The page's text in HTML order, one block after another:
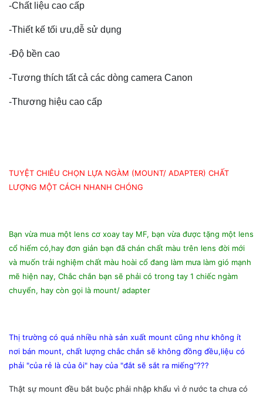
-Chất liệu cao cấp
-Thiết kế tối ưu,dễ sử dụng
-Độ bền cao
-Tương thích tất cả các dòng camera Canon
-Thương hiệu cao cấp
TUYỆT CHIÊU CHỌN LỰA NGÀM (MOUNT/ ADAPTER) CHẤT
LƯỢNG MỘT CÁCH NHANH CHÓNG
Bạn vừa mua một lens cơ xoay tay MF, bạn vừa được tặng một lens
cổ hiếm có,hay đơn giản bạn đã chán chất màu trên lens đời mới
và muốn trải nghiệm chất màu hoài cổ đang làm mưa làm gió mạnh
mẽ hiện nay, Chắc chắn bạn sẽ phải có trong tay 1 chiếc ngàm
chuyển, hay còn gọi là mount/ adapter
Thị trường có quá nhiều nhà sản xuất mount cũng như không ít
nơi bán mount, chất lượng chắc chắn sẽ không đồng đều,liệu có
phải "của rẻ là của ôi" hay của "đắt sẽ sắt ra miếng"???
Thật sự mount đều bắt buộc phải nhập khẩu vì ở nước ta chưa có